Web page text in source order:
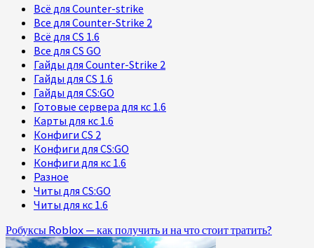
Всё для Counter-strike
Все для Counter-Strike 2
Всё для CS 1.6
Все для CS GO
Гайды для Counter-Strike 2
Гайды для CS 1.6
Гайды для CS:GO
Готовые сервера для кс 1.6
Карты для кс 1.6
Конфиги CS 2
Конфиги для CS:GO
Конфиги для кс 1.6
Разное
Читы для CS:GO
Читы для кс 1.6
Робуксы Roblox — как получить и на что стоит тратить?